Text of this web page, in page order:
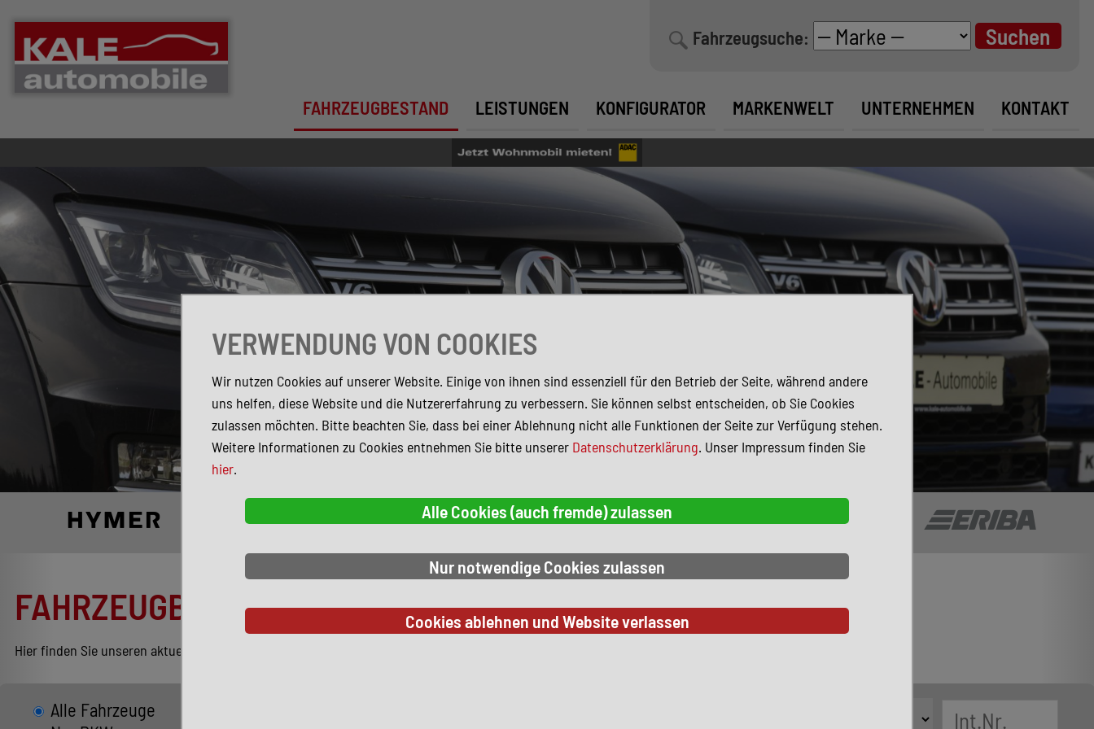
Fahrzeugsuche:
FAHRZEUGBESTAND LEISTUNGEN KONFIGURATOR MARKENWELT UNTERNEHMEN KONTAKT
FAHRZEUGBESTAND
Hier finden Sie unseren aktuellen Bestand entsprechend Ihren Suchkriterien.
Alle Fahrzeuge
VERWENDUNG VON COOKIES
Wir nutzen Cookies auf unserer Website. Einige von ihnen sind essenziell für den Betrieb der Seite, während andere
uns helfen, diese Website und die Nutzererfahrung zu verbessern. Sie können selbst entscheiden, ob Sie Cookies
zulassen möchten. Bitte beachten Sie, dass bei einer Ablehnung nicht alle Funktionen der Seite zur Verfügung stehen.
Weitere Informationen zu Cookies entnehmen Sie bitte unserer Datenschutzerklärung. Unser Impressum finden Sie
hier.